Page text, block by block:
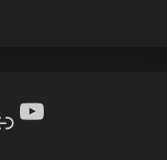
クYouTube